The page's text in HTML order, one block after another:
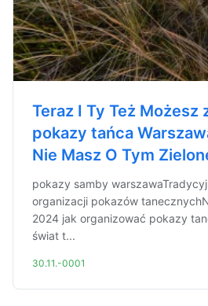
Teraz I Ty Też Możesz
pokazy tańca
Nie Masz O Tym
pokazy samby
organizacji pokazów
2024 jak organizować pokazy
świat t...
30.11.-0001